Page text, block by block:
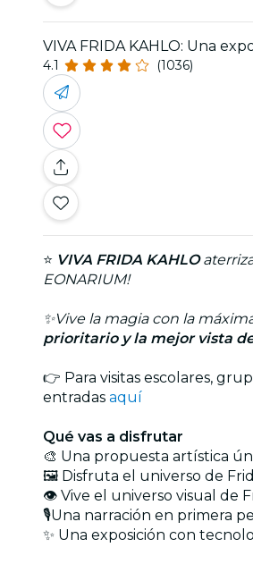
VIVA FRIDA KAHLO: Una
4.1 (1036)
⭐ VIVA FRIDA KAHLO
EONARIUM!
✨Vive la magia con la
prioritario y la mejor vista
👉 Para visitas escolares,
entradas aquí
Qué vas a disfrutar
🎨 Una propuesta artística
🖼️ Disfruta el universo de
👁️ Vive el universo visual de
🎙️Una narración en primera
✨ Una exposición con